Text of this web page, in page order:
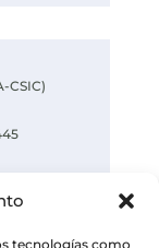
tecnologías como
CSIC)